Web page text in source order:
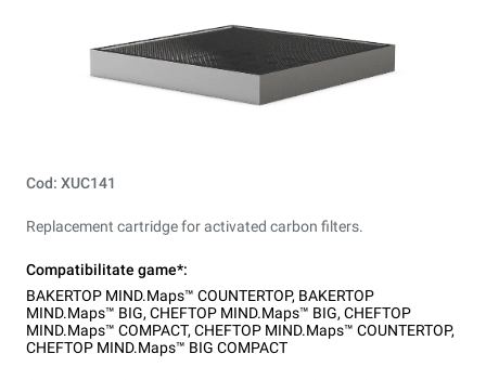
Cod: XUC141
Replacement cartridge for activated carbon filters.
Compatibilitate game*:
BAKERTOP MIND.Maps™ COUNTERTOP, BAKERTOP
MIND.Maps™ BIG, CHEFTOP MIND.Maps™ BIG, CHEFTOP
MIND.Maps™ COMPACT, CHEFTOP MIND.Maps™ COUNTERTOP,
CHEFTOP MIND.Maps™ BIG COMPACT